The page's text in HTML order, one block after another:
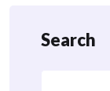
Search